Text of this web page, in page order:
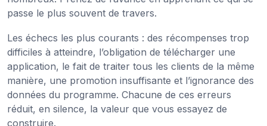
passe le plus souvent de travers.
Les échecs les plus courants : des récompenses trop
difficiles à atteindre, l’obligation de télécharger une
application, le fait de traiter tous les clients de la même
manière, une promotion insuffisante et l’ignorance des
données du programme. Chacune de ces erreurs
réduit, en silence, la valeur que vous essayez de
construire.